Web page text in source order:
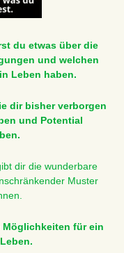
du etwas über die
und welchen
Leben haben.
dir bisher verborgen
und Potential
dir die wunderbare
Muster
Möglichkeiten für ein